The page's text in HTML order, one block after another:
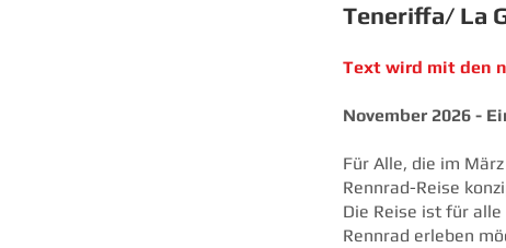
Teneriffa/ La
Text wird mit den
November 2026 -
Für Alle, die im
Rennrad-Reise
Die Reise ist für
Rennrad erleben